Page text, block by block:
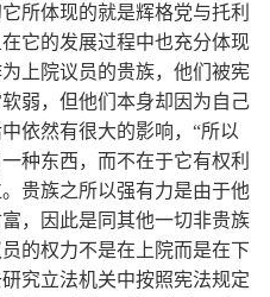
所体现的就是辉格党与托利
它的发展过程中也充分体现
上院议员的贵族，他们被宪
弱，但他们本身却因为自己
依然有很大的影响，“所以
种东西，而不在于它有权利
贵族之所以强有力是由于他
，因此是同其他一切非贵族
的权力不是在上院而是在下
究立法机关中按照宪法规定